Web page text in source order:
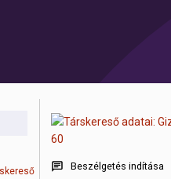
Beszélgetés indítása